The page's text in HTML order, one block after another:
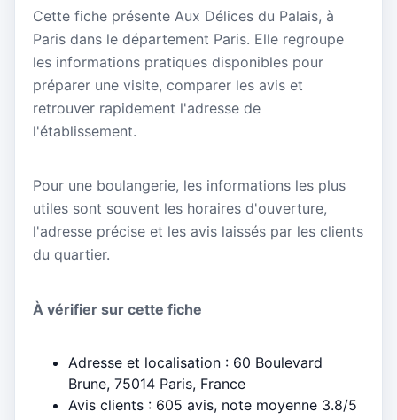
Cette fiche présente Aux Délices du Palais, à
Paris dans le département Paris. Elle regroupe
les informations pratiques disponibles pour
préparer une visite, comparer les avis et
retrouver rapidement l'adresse de
l'établissement.
Pour une boulangerie, les informations les plus
utiles sont souvent les horaires d'ouverture,
l'adresse précise et les avis laissés par les clients
du quartier.
À vérifier sur cette fiche
Adresse et localisation : 60 Boulevard
Brune, 75014 Paris, France
Avis clients : 605 avis, note moyenne 3.8/5